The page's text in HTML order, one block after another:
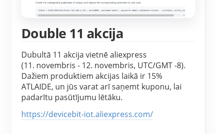
Double 11 akcija
Dubultā 11 akcija vietnē aliexpress
(11. novembris - 12. novembris, UTC/GMT -8).
Dažiem produktiem akcijas laikā ir 15%
ATLAIDE, un jūs varat arī saņemt kuponu, lai
padarītu pasūtījumu lētāku.
https://devicebit-iot.aliexpress.com/